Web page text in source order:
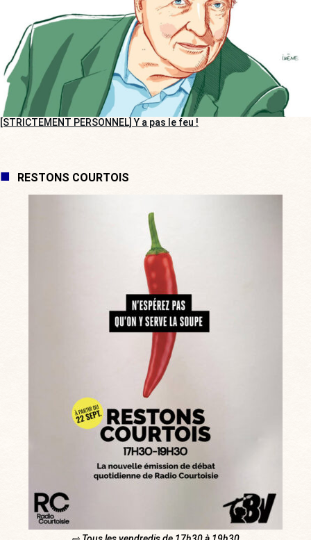
[STRICTEMENT PERSONNEL] Y a pas le feu !
RESTONS COURTOIS